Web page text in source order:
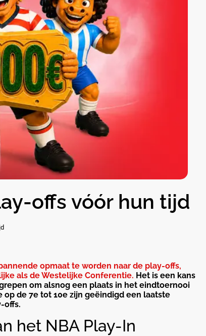
offs vóór hun tijd
opmaat te worden naar de play-offs,
als de Westelijke Conferentie. Het is een kans
om alsnog een plaats in het eindtoernooi
op de 7e tot 10e zijn geëindigd een laatste
offs.
het NBA Play-In